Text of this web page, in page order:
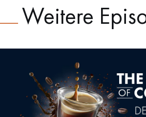
Weitere